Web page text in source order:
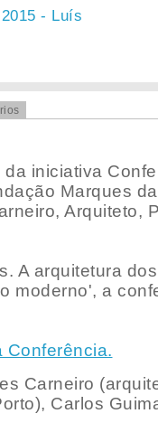
- Luís
iniciativa
Marques
Arquiteto,
A arquitetura
moderno', a
Conferência.
Carneiro
Carlos